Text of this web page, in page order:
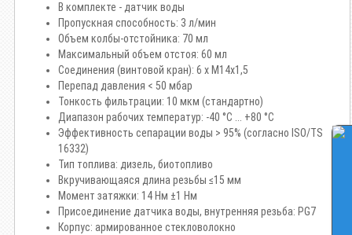
В комплекте - датчик воды
Пропускная способность: 3 л/мин
Объем колбы-отстойника: 70 мл
Максимальный объем отстоя: 60 мл
Соединения (винтовой кран): 6 х M14x1,5
Перепад давления < 50 мбар
Тонкость фильтрации: 10 мкм (стандартно)
Диапазон рабочих температур: -40 °C ... +80 °C
Эффективность сепарации воды > 95% (согласно ISO/TS
16332)
Тип топлива: дизель, биотопливо
Вкручивающаяся длина резьбы ≤15 мм
Момент затяжки: 14 Нм ±1 Нм
Присоединение датчика воды, внутренняя резьба: PG7
Корпус: армированное стекловолокно